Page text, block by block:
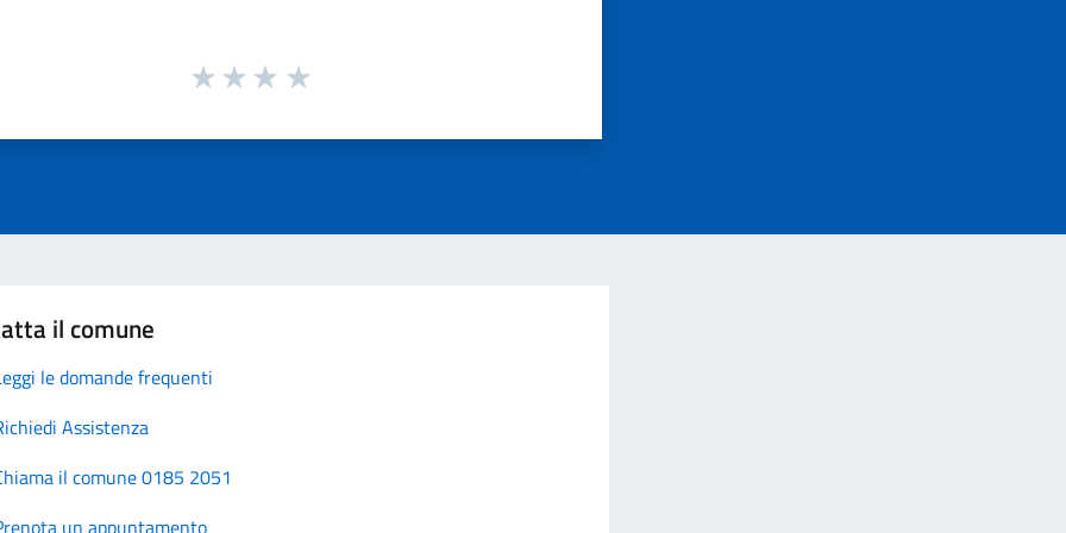
il comune
le domande frequenti
Assistenza
il comune 0185 2051
un appuntamento